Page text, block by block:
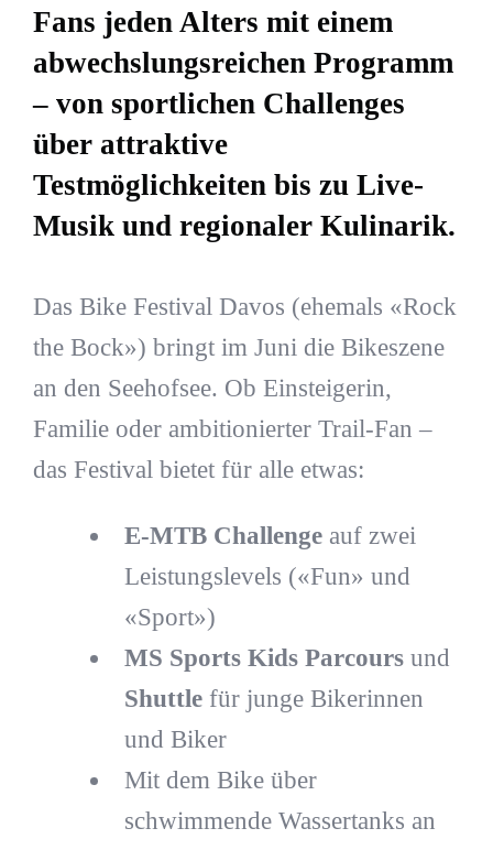
Fans jeden Alters mit einem
abwechslungsreichen Programm
– von sportlichen Challenges
über attraktive
Testmöglichkeiten bis zu Live-
Musik und regionaler Kulinarik.
Das Bike Festival Davos (ehemals «Rock
the Bock») bringt im Juni die Bikeszene
an den Seehofsee. Ob Einsteigerin,
Familie oder ambitionierter Trail-Fan –
das Festival bietet für alle etwas:
E-MTB Challengeauf zwei
Leistungslevels («Fun» und
«Sport»)
MS Sports Kids Parcoursund
Shuttlefür junge Bikerinnen
und Biker
Mit dem Bike über
schwimmende Wassertanks an